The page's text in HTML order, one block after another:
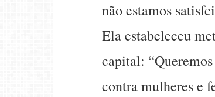
não estamos
Ela estabeleceu
capital:
contra mulheres e